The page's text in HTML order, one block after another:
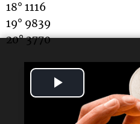
Video
18° 1116
19° 9839
20° 3770
Lectura rápida
¿Qué sorteo se realizó?